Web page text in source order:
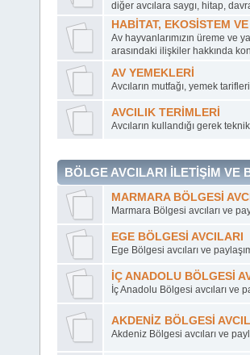
diğer avcılara saygı, hitap,
HABİTAT, EKOSİSTEM
Av hayvanlarımızın üreme ve
arasındaki ilişkiler hakkında
AV YEMEKLERİ
Avcıların mutfağı, yemek
AVCILIK TERİMLERİ
Avcıların kullandığı gerek
BÖLGE AVCILARI İLETİŞİM VE
MARMARA BÖLGESİ
Marmara Bölgesi avcıları ve
EGE BÖLGESİ AVCILARI
Ege Bölgesi avcıları ve
İÇ ANADOLU BÖLGESİ
İç Anadolu Bölgesi avcıları ve
AKDENİZ BÖLGESİ
Akdeniz Bölgesi avcıları ve